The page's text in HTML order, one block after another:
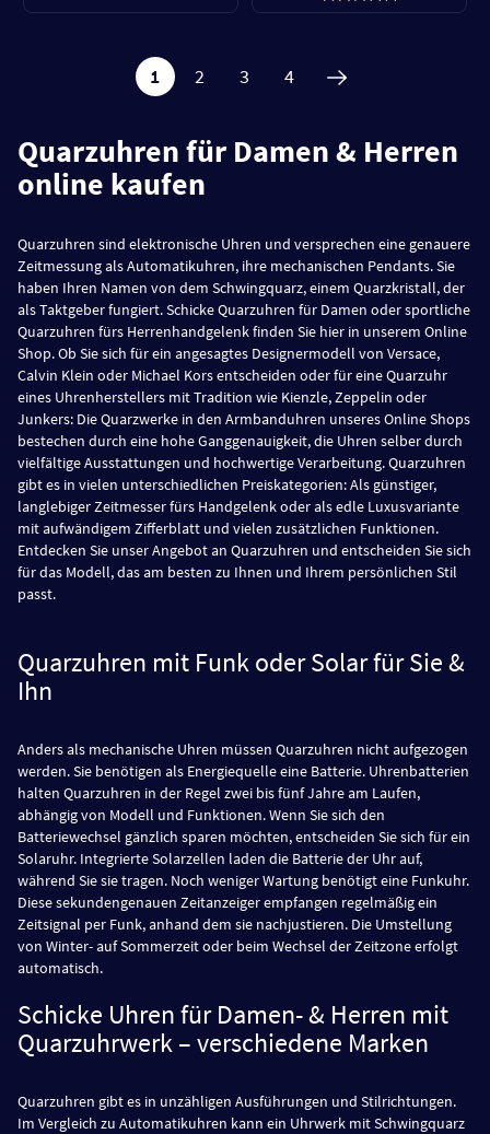
1 2 3 4
Quarzuhren für Damen & Herren
online kaufen
Quarzuhren sind elektronische Uhren und versprechen eine genauere
Zeitmessung als Automatikuhren, ihre mechanischen Pendants. Sie
haben Ihren Namen von dem Schwingquarz, einem Quarzkristall, der
als Taktgeber fungiert. Schicke Quarzuhren für Damen oder sportliche
Quarzuhren fürs Herrenhandgelenk finden Sie hier in unserem Online
Shop. Ob Sie sich für ein angesagtes Designermodell von Versace,
Calvin Klein oder Michael Kors entscheiden oder für eine Quarzuhr
eines Uhrenherstellers mit Tradition wie Kienzle, Zeppelin oder
Junkers: Die Quarzwerke in den Armbanduhren unseres Online Shops
bestechen durch eine hohe Ganggenauigkeit, die Uhren selber durch
vielfältige Ausstattungen und hochwertige Verarbeitung. Quarzuhren
gibt es in vielen unterschiedlichen Preiskategorien: Als günstiger,
langlebiger Zeitmesser fürs Handgelenk oder als edle Luxusvariante
mit aufwändigem Zifferblatt und vielen zusätzlichen Funktionen.
Entdecken Sie unser Angebot an Quarzuhren und entscheiden Sie sich
für das Modell, das am besten zu Ihnen und Ihrem persönlichen Stil
passt.
Quarzuhren mit Funk oder Solar für Sie &
Ihn
Anders als mechanische Uhren müssen Quarzuhren nicht aufgezogen
werden. Sie benötigen als Energiequelle eine Batterie. Uhrenbatterien
halten Quarzuhren in der Regel zwei bis fünf Jahre am Laufen,
abhängig von Modell und Funktionen. Wenn Sie sich den
Batteriewechsel gänzlich sparen möchten, entscheiden Sie sich für ein
Solaruhr. Integrierte Solarzellen laden die Batterie der Uhr auf,
während Sie sie tragen. Noch weniger Wartung benötigt eine Funkuhr.
Diese sekundengenauen Zeitanzeiger empfangen regelmäßig ein
Zeitsignal per Funk, anhand dem sie nachjustieren. Die Umstellung
von Winter- auf Sommerzeit oder beim Wechsel der Zeitzone erfolgt
automatisch.
Schicke Uhren für Damen- & Herren mit
Quarzuhrwerk – verschiedene Marken
Quarzuhren gibt es in unzähligen Ausführungen und Stilrichtungen.
Im Vergleich zu Automatikuhren kann ein Uhrwerk mit Schwingquarz